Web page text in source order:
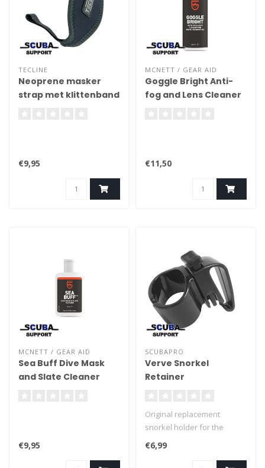
TECLINE
Neoprene masker
strap met klittenband
€9,95
MCNETT / GEAR AID
Goggle Bright Anti-
fog and Lens Cleaner
€11,50
MCNETT / GEAR AID
Sea Buff Dive Mask
and Slate Cleaner
€9,95
SCUBAPRO
Verve Snorkel
Retainer
Original replacement
snorkel holder for the
Verve/Spectra snorkel from
Scubapro. Diameter: 3 cm
€6,99